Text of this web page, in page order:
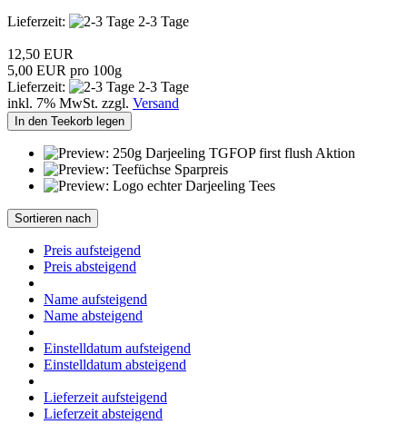
Lieferzeit: 2-3 Tage
12,50 EUR
5,00 EUR pro 100g
Lieferzeit:
2-3 Tage
inkl. 7% MwSt. zzgl. Versand
In den Teekorb legen
Sortieren nach
Preis aufsteigend
Preis absteigend
Name aufsteigend
Name absteigend
Einstelldatum aufsteigend
Einstelldatum absteigend
Lieferzeit aufsteigend
Lieferzeit absteigend